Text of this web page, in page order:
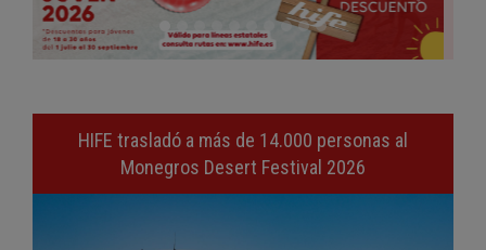
HIFE trasladó a más de 14.000 personas al
Monegros Desert Festival 2026